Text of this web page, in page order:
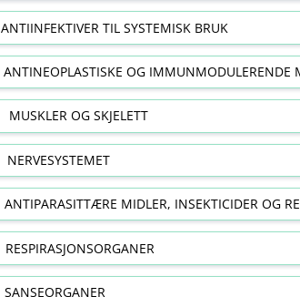
ANTIINFEKTIVER TIL SYSTEMISK BRUK
ANTINEOPLASTISKE OG IMMUNMODULERENDE
MUSKLER OG SKJELETT
NERVESYSTEMET
ANTIPARASITTÆRE MIDLER, INSEKTICIDER OG
RESPIRASJONSORGANER
SANSEORGANER